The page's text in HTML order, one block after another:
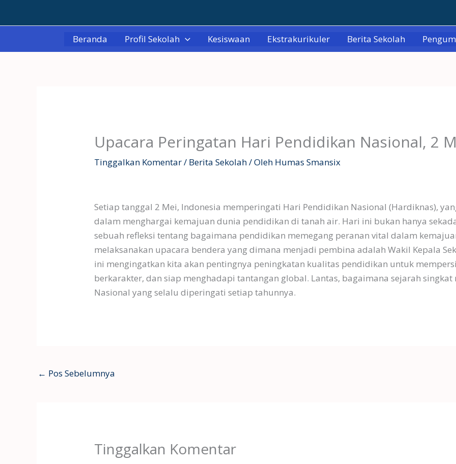
Beranda Profil Sekolah Kesiswaan Ekstrakurikuler Berita Sekolah
Upacara Peringatan Hari Pendidikan Nasional, 2
Tinggalkan Komentar/ Berita Sekolah/ Oleh Humas Smansix
Setiap tanggal 2 Mei, Indonesia memperingati Hari Pendidikan Nasional (Hardiknas),
dalam menghargai kemajuan dunia pendidikan di tanah air. Hari ini bukan hanya
sebuah refleksi tentang bagaimana pendidikan memegang peranan vital dalam
melaksanakan upacara bendera yang dimana menjadi pembina adalah Wakil Kepala
ini mengingatkan kita akan pentingnya peningkatan kualitas pendidikan untuk
berkarakter, dan siap menghadapi tantangan global. Lantas, bagaimana sejarah
Nasional yang selalu diperingati setiap tahunnya.
← Pos Sebelumnya
Tinggalkan Komentar